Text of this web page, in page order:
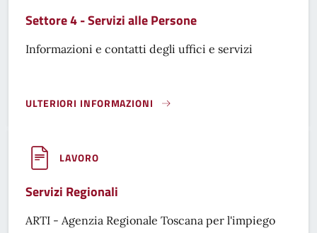
Settore 4 - Servizi alle Persone
Informazioni e contatti degli uffici e servizi
ULTERIORI INFORMAZIONI
SETTORE 4 - SERVIZI ALLE PERSONE}
LAVORO
Servizi Regionali
ARTI - Agenzia Regionale Toscana per l'impiego